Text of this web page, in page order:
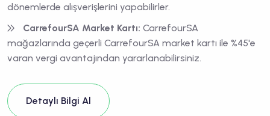
dönemlerde alışverişlerini yapabilirler.
CarrefourSA Market Kartı: CarrefourSA
mağazlarında geçerli CarrefourSA market kartı ile %45'e
varan vergi avantajından yararlanabilirsiniz.
Detaylı Bilgi Al